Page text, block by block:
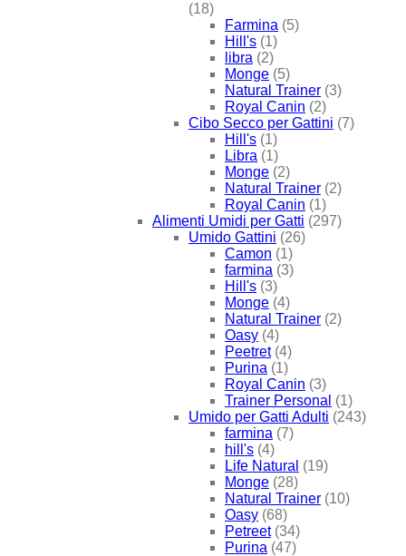
(18)
Farmina (5)
Hill's (1)
libra (2)
Monge (5)
Natural Trainer (3)
Royal Canin (2)
Cibo Secco per Gattini (7)
Hill's (1)
Libra (1)
Monge (2)
Natural Trainer (2)
Royal Canin (1)
Alimenti Umidi per Gatti (297)
Umido Gattini (26)
Camon (1)
farmina (3)
Hill's (3)
Monge (4)
Natural Trainer (2)
Oasy (4)
Peetret (4)
Purina (1)
Royal Canin (3)
Trainer Personal (1)
Umido per Gatti Adulti (243)
farmina (7)
hill's (4)
Life Natural (19)
Monge (28)
Natural Trainer (10)
Oasy (68)
Petreet (34)
Purina (47)